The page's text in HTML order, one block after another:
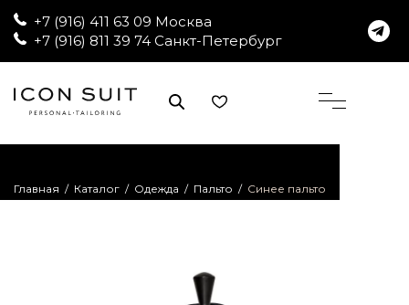
+7 (916) 411 63 09 Москва
+7 (916) 811 39 74 Санкт-Петербург
Главная / Каталог / Одежда / Пальто / Синее пальто